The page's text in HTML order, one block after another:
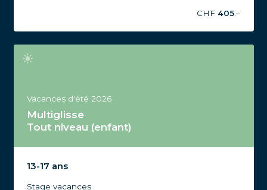
CHF 405.–
Vacances d'été 2026
Multiglisse
Tout niveau (enfant)
13-17 ans
Stage vacances